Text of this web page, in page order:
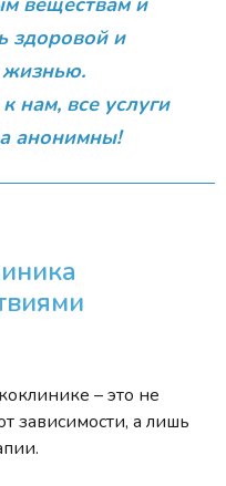
здоровой и
нам, все услуги
анонимны!
– это не
зависимости, а лишь